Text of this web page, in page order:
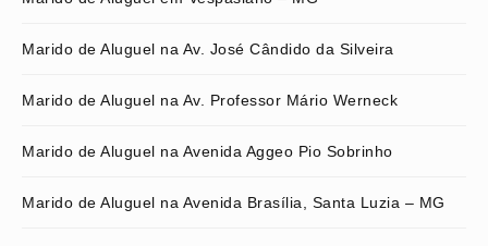
Marido de Aluguel na Av. José Cândido da Silveira
Marido de Aluguel na Av. Professor Mário Werneck
Marido de Aluguel na Avenida Aggeo Pio Sobrinho
Marido de Aluguel na Avenida Brasília, Santa Luzia – MG